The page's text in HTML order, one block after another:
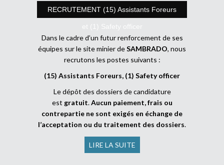
RECRUTEMENT (15) Assistants Foreurs
et (1) Safety officer
Dans le cadre d’un futur renforcement de ses
équipes sur le site minier deSAMBRADO, nous
recrutons les postes suivants :
(15) Assistants Foreurs, (1) Safety officer
Le dépôt des dossiers de candidature
est gratuit.Aucun paiement, frais ou
contrepartie ne sont exigés en échange de
l’acceptation ou du traitement des dossiers.
LIRE LA SUITE